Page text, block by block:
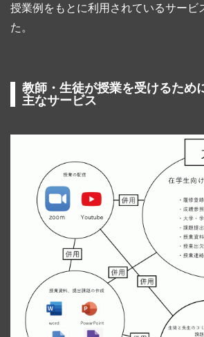
授業例をもとに利用されているサービ
た。
教師・生徒が授業を受けるため
主なサービス